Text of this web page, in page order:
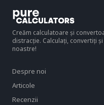
Creăm calculatoare și
distracție. Calculați, convertiți
noastre!
Despre noi
Articole
Recenzii